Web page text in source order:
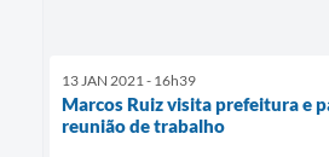
13 JAN 2021 - 16h39
Marcos Ruiz visita prefeitura e
reunião de trabalho